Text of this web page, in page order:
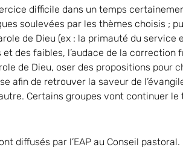
difficile dans un temps
soulevées par les thèmes choisis ;
de Dieu (ex : la primauté du service
des faibles, l’audace de la correction
de Dieu, oser des propositions pour
afin de retrouver la saveur de
Certains groupes vont continuer le
diffusés par l’EAP au Conseil